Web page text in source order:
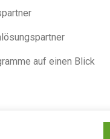
auf einen Blick